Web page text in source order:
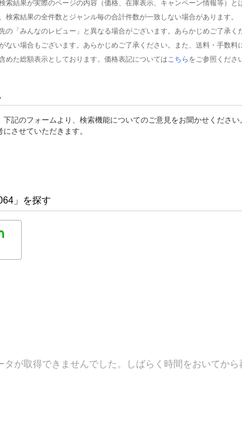
結果が実際のページの内容（価格、在庫表示、キャンペーン情報等）と
索結果の全件数とジャンル毎の合計件数が一致しない場合があります。
「みんなのレビュー」と異なる場合がございます。あらかじめご了承く
い場合もございます。あらかじめご了承ください。また、送料・手数料
た総額表示としております。価格表記については こちら をご参照くださ
記のフォームより、検索機能についてのご意見をお聞かせください
させていただきます。
」を探す
タが取得できませんでした。しばらく時間をおいてから